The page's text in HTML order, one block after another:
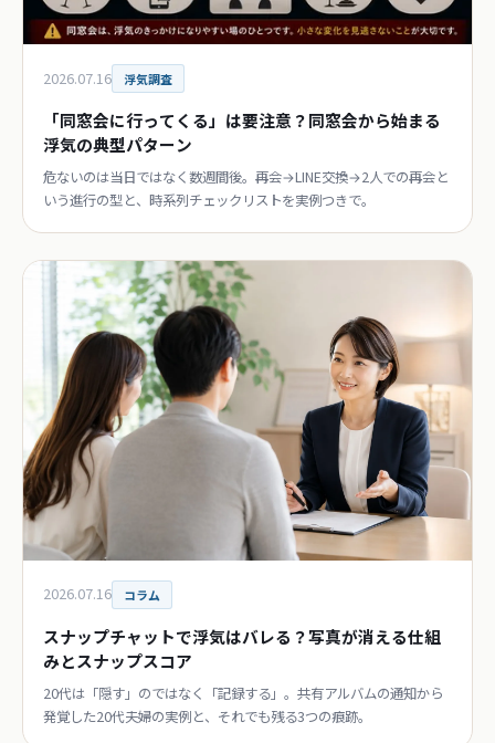
2026.07.16 浮気調査
「同窓会に行ってくる」は要注意？同窓会から始まる
浮気の典型パターン
危ないのは当日ではなく数週間後。再会→LINE交換→2人での再会と
いう進行の型と、時系列チェックリストを実例つきで。
2026.07.16 コラム
スナップチャットで浮気はバレる？写真が消える仕組
みとスナップスコア
20代は「隠す」のではなく「記録する」。共有アルバムの通知から
発覚した20代夫婦の実例と、それでも残る3つの痕跡。